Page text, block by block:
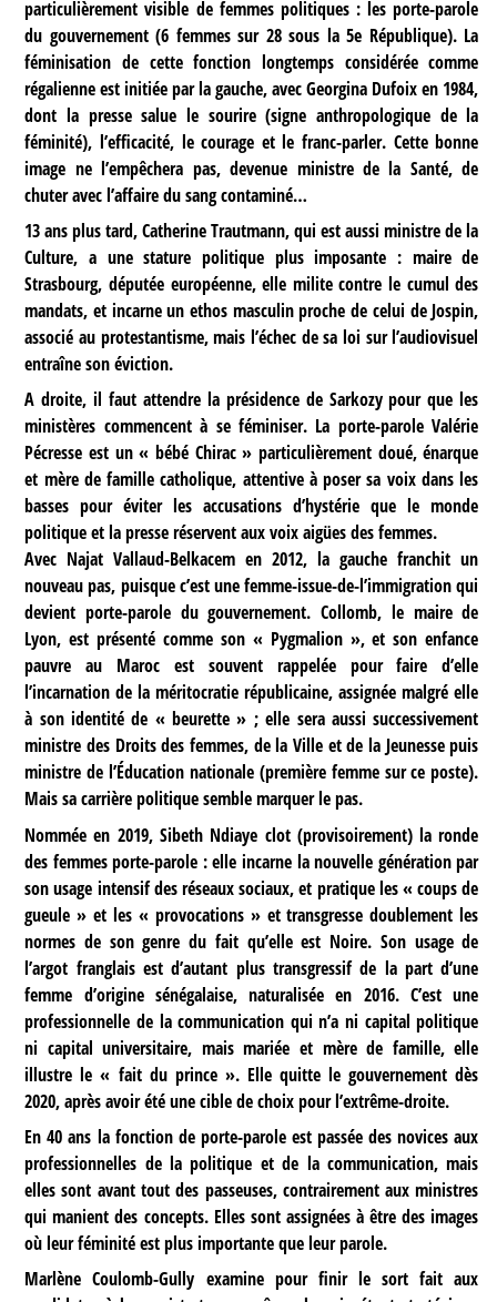
particulièrement visible de femmes politiques : les porte-parole
du gouvernement (6 femmes sur 28 sous la 5e République). La
féminisation de cette fonction longtemps considérée comme
régalienne est initiée par la gauche, avec Georgina Dufoix en 1984,
dont la presse salue le sourire (signe anthropologique de la
féminité), l’efficacité, le courage et le franc-parler. Cette bonne
image ne l’empêchera pas, devenue ministre de la Santé, de
chuter avec l’affaire du sang contaminé…
13 ans plus tard, Catherine Trautmann, qui est aussi ministre de la
Culture, a une stature politique plus imposante : maire de
Strasbourg, députée européenne, elle milite contre le cumul des
mandats, et incarne un ethos masculin proche de celui de Jospin,
associé au protestantisme, mais l’échec de sa loi sur l’audiovisuel
entraîne son éviction.
A droite, il faut attendre la présidence de Sarkozy pour que les
ministères commencent à se féminiser. La porte-parole Valérie
Pécresse est un « bébé Chirac » particulièrement doué, énarque
et mère de famille catholique, attentive à poser sa voix dans les
basses pour éviter les accusations d’hystérie que le monde
politique et la presse réservent aux voix aigües des femmes.
Avec Najat Vallaud-Belkacem en 2012, la gauche franchit un
nouveau pas, puisque c’est une femme-issue-de-l’immigration qui
devient porte-parole du gouvernement. Collomb, le maire de
Lyon, est présenté comme son « Pygmalion », et son enfance
pauvre au Maroc est souvent rappelée pour faire d’elle
l’incarnation de la méritocratie républicaine, assignée malgré elle
à son identité de « beurette » ; elle sera aussi successivement
ministre des Droits des femmes, de la Ville et de la Jeunesse puis
ministre de l’Éducation nationale (première femme sur ce poste).
Mais sa carrière politique semble marquer le pas.
Nommée en 2019, Sibeth Ndiaye clot (provisoirement) la ronde
des femmes porte-parole : elle incarne la nouvelle génération par
son usage intensif des réseaux sociaux, et pratique les « coups de
gueule » et les « provocations » et transgresse doublement les
normes de son genre du fait qu’elle est Noire. Son usage de
l’argot franglais est d’autant plus transgressif de la part d’une
femme d’origine sénégalaise, naturalisée en 2016. C’est une
professionnelle de la communication qui n’a ni capital politique
ni capital universitaire, mais mariée et mère de famille, elle
illustre le « fait du prince ». Elle quitte le gouvernement dès
2020, après avoir été une cible de choix pour l’extrême-droite.
En 40 ans la fonction de porte-parole est passée des novices aux
professionnelles de la politique et de la communication, mais
elles sont avant tout des passeuses, contrairement aux ministres
qui manient des concepts. Elles sont assignées à être des images
où leur féminité est plus importante que leur parole.
Marlène Coulomb-Gully examine pour finir le sort fait aux